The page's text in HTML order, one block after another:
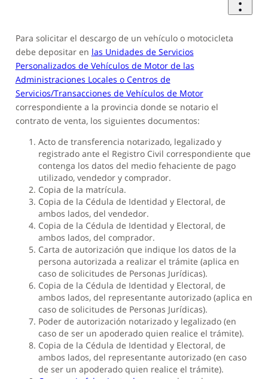
Para solicitar el descargo de un vehículo o motocicleta
debe depositar en las Unidades de Servicios
Personalizados de Vehículos de Motor de las
Administraciones Locales o Centros de
Servicios/Transacciones de Vehículos de Motor
correspondiente a la provincia donde se notario el
contrato de venta, los siguientes documentos:
Acto de transferencia notarizado, legalizado y
registrado ante el Registro Civil correspondiente que
contenga los datos del medio fehaciente de pago
utilizado, vendedor y comprador.
Copia de la matrícula.
Copia de la Cédula de Identidad y Electoral, de
ambos lados, del vendedor.
Copia de la Cédula de Identidad y Electoral, de
ambos lados, del comprador.
Carta de autorización que indique los datos de la
persona autorizada a realizar el trámite (aplica en
caso de solicitudes de Personas Jurídicas).
Copia de la Cédula de Identidad y Electoral, de
ambos lados, del representante autorizado (aplica en
caso de solicitudes de Personas Jurídicas).
Poder de autorización notarizado y legalizado (en
caso de ser un apoderado quien realice el trámite).
Copia de la Cédula de Identidad y Electoral, de
ambos lados, del representante autorizado (en caso
de ser un apoderado quien realice el trámite).